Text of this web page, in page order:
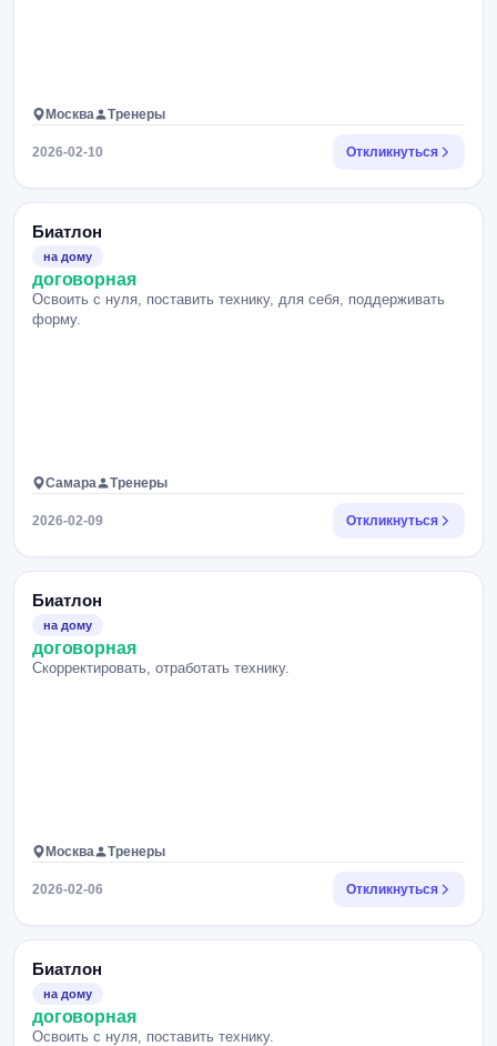
Москва Тренеры
2026-02-10 Откликнуться
Биатлон
на дому
договорная
Освоить с нуля, поставить технику, для себя, поддерживать
форму.
Самара Тренеры
2026-02-09 Откликнуться
Биатлон
на дому
договорная
Скорректировать, отработать технику.
Москва Тренеры
2026-02-06 Откликнуться
Биатлон
на дому
договорная
Освоить с нуля, поставить технику.